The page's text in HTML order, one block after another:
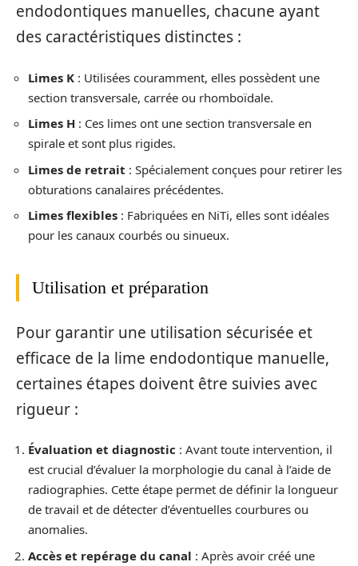
endodontiques manuelles, chacune ayant
des caractéristiques distinctes :
Limes K : Utilisées couramment, elles possèdent une
section transversale, carrée ou rhomboïdale.
Limes H : Ces limes ont une section transversale en
spirale et sont plus rigides.
Limes de retrait : Spécialement conçues pour retirer les
obturations canalaires précédentes.
Limes flexibles : Fabriquées en NiTi, elles sont idéales
pour les canaux courbés ou sinueux.
Utilisation et préparation
Pour garantir une utilisation sécurisée et
efficace de la lime endodontique manuelle,
certaines étapes doivent être suivies avec
rigueur :
Évaluation et diagnostic : Avant toute intervention, il
est crucial d’évaluer la morphologie du canal à l’aide de
radiographies. Cette étape permet de définir la longueur
de travail et de détecter d’éventuelles courbures ou
anomalies.
Accès et repérage du canal : Après avoir créé une